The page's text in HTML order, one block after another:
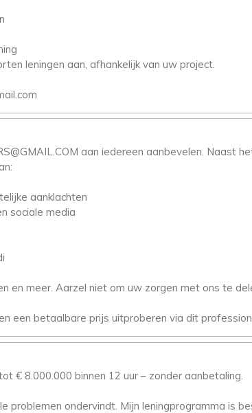
leningen aan, afhankelijk van uw project.
aan iedereen aanbevelen. Naast
aanklachten
sociale media
en meer. Aarzel niet om uw zorgen met ons te
een betaalbare prijs uitproberen via dit
€ 8.000.000 binnen 12 uur – zonder aanbetaling.
problemen ondervindt. Mijn leningprogramma is